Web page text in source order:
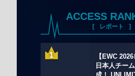
ACCESS
レポート
【EWC 2026
日本人チー